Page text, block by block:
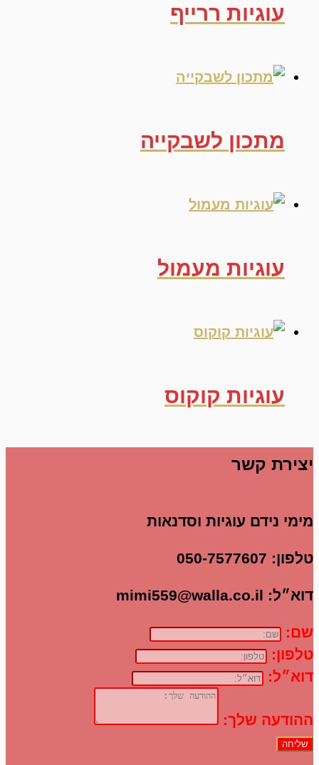
עוגיות ררייף
מתכון לשבקייה
עוגיות מעמול
עוגיות קוקוס
יצירת קשר
מימי נידם עוגיות וסדנאות
טלפון:
דוא״ל:
שם:
טלפון:
דוא״ל:
ההודעה שלך:
שליחה